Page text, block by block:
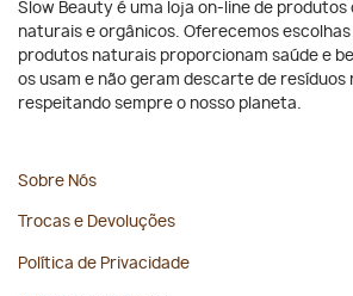
Slow Beauty é uma loja on-line de
naturais e orgânicos. Oferecemos
produtos naturais proporcionam saúde e
os usam e não geram descarte de resíduos
respeitando sempre o nosso planeta.
Sobre Nós
Trocas e Devoluções
Política de Privacidade